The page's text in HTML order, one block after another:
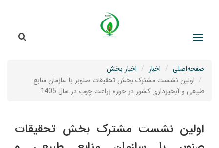
صفحه‌اصلی اخبار
اخبار بخش
اولین نشست مشترک بخش تحقیقات صنوبر با سازمان منابع
طبیعی و آبخیزداری کشور در حوزه زراعت چوب در سال 1405
اولین نشست مشترک بخش تحقیقات